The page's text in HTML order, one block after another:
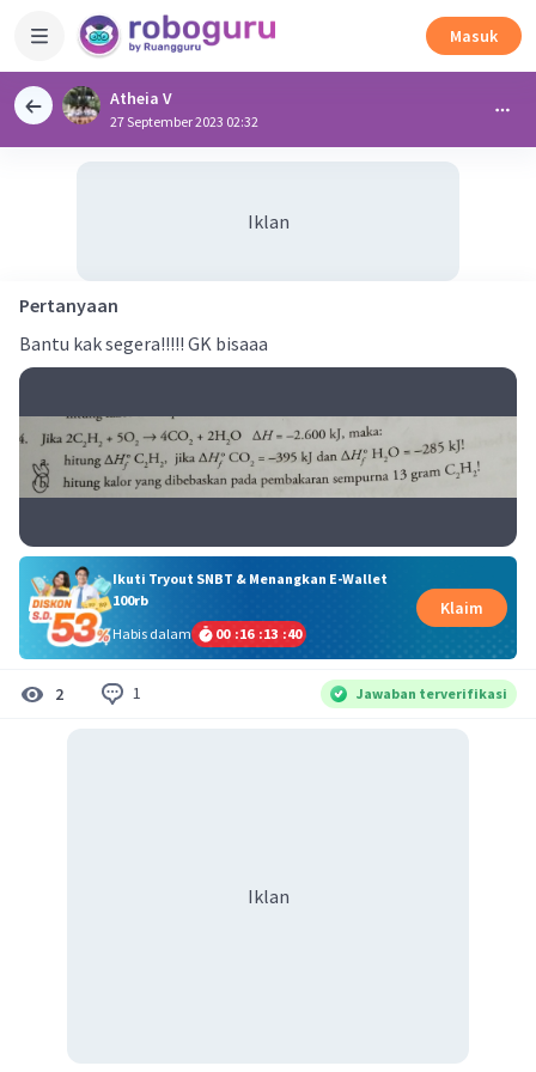
Masuk
Atheia V
27 September 2023 02:32
Iklan
Pertanyaan
Bantu kak segera!!!!! GK bisaaa
Ikuti Tryout SNBT & Menangkan E-Wallet
100rb
Habis dalam
00 :16 :13 :40
Klaim
2 1 Jawaban terverifikasi
Iklan